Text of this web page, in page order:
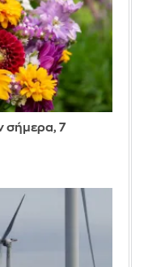
σήμερα, 7